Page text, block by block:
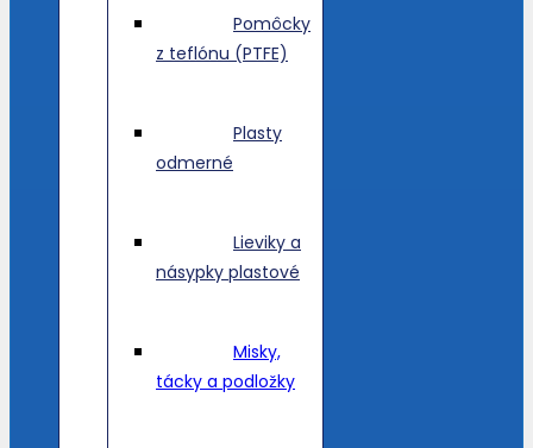
Pomôcky
z teflónu (PTFE)
Plasty
odmerné
Lieviky a
násypky plastové
Misky,
tácky a podložky